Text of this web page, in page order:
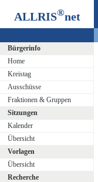
ALLRIS®net
Bürgerinfo
Home
Kreistag
Ausschüsse
Fraktionen & Gruppen
Sitzungen
Kalender
Übersicht
Vorlagen
Übersicht
Recherche